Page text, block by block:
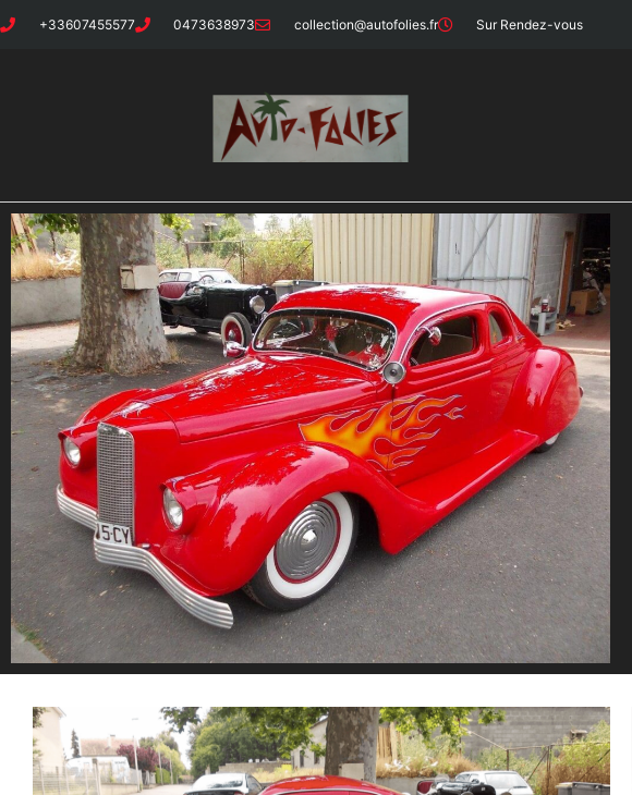
+33607455577 0473638973 collection@autofolies.fr Sur Rendez-vous